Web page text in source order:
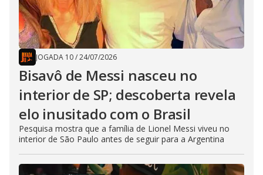
JOGADA 10/24/07/2026
Bisavô de Messi nasceu no
interior de SP; descoberta revela
elo inusitado com o Brasil
Pesquisa mostra que a família de Lionel Messi viveu no
interior de São Paulo antes de seguir para a Argentina